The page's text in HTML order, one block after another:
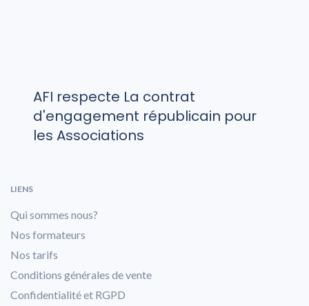
AFI respecte La contrat
d'engagement républicain pour
les Associations
LIENS
Qui sommes nous?
Nos formateurs
Nos tarifs
Conditions générales de vente
Confidentialité et RGPD